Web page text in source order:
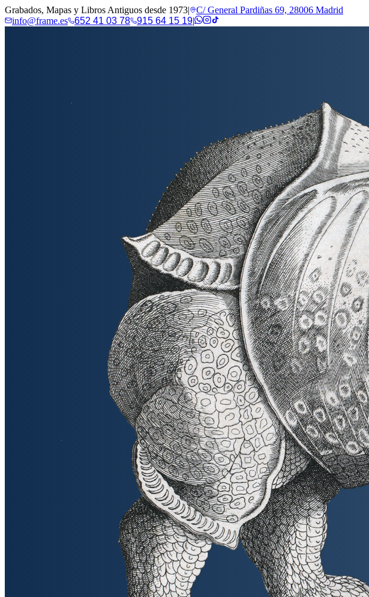
Grabados, Mapas y Libros Antiguos desde 1973|
C/ General Pardiñas 69, 28006 Madrid
info@frame.es
652 41 03 78 915 64 15 19|